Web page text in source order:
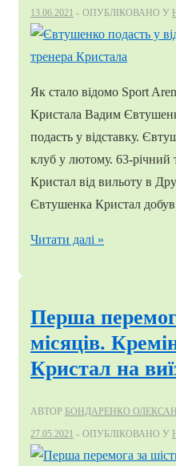
13.06.2021
ОПУБЛІКОВАНО У
Як стало відомо Sport
Кристала Вадим
подасть у відставку.
клуб у лютому. 63-річний
Кристал від вильоту в
Євтушенка Кристал
Євтушенко
з
посади
головного
Кристала
Читати далі »
Перша
місяців.
Кристал на
АВТОР БОНДАРЕНКО
27.05.2021
ОПУБЛІКОВАНО У